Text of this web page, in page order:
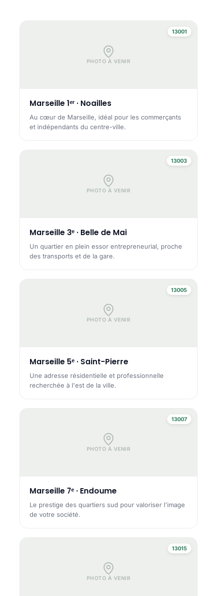
PHOTO À VENIR
13001
Marseille 1ᵉʳ · Noailles
Au cœur de Marseille, idéal pour les commerçants
et indépendants du centre-ville.
PHOTO À VENIR
13003
Marseille 3ᵉ · Belle de Mai
Un quartier en plein essor entrepreneurial, proche
des transports et de la gare.
PHOTO À VENIR
13005
Marseille 5ᵉ · Saint-Pierre
Une adresse résidentielle et professionnelle
recherchée à l'est de la ville.
PHOTO À VENIR
13007
Marseille 7ᵉ · Endoume
Le prestige des quartiers sud pour valoriser l'image
de votre société.
PHOTO À VENIR
13015